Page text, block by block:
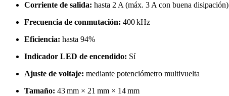
Corriente de salida: hasta 2 A (máx. 3 A con buena disipación)
Frecuencia de conmutación: 400 kHz
Eficiencia: hasta 94%
Indicador LED de encendido: Sí
Ajuste de voltaje: mediante potenciómetro multivuelta
Tamaño: 43 mm × 21 mm × 14 mm